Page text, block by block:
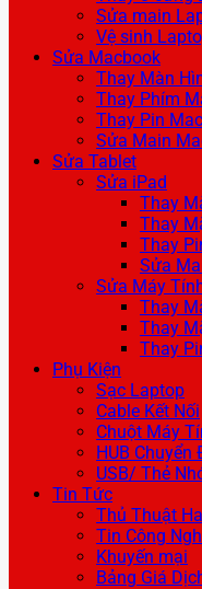
Sửa main
Vệ sinh
Sửa Macbook
Thay Màn
Thay Phím
Thay Pin
Sửa Main
Sửa Tablet
Sửa iPad
Thay
Thay
Thay
Sửa
Sửa Máy
Thay
Thay
Thay
Phụ Kiện
Sạc Laptop
Cable Kết Nối
Chuột Máy
HUB Chuyển
USB/ Thẻ
Tin Tức
Thủ Thuật
Tin Công
Khuyến mại
Bảng Giá